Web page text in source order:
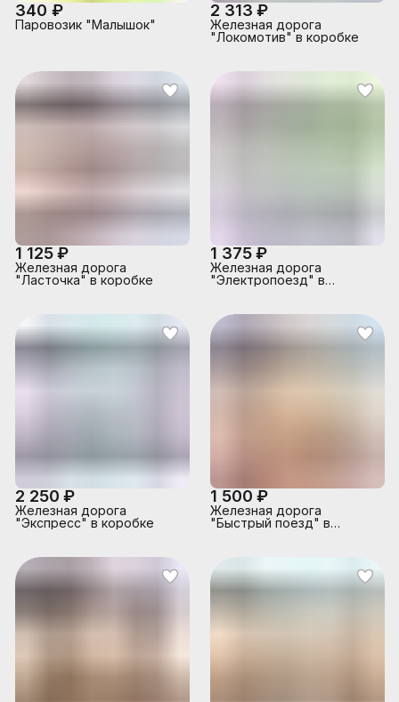
340 ₽
Паровозик "Малышок"
2 313 ₽
Железная дорога
"Локомотив" в коробке
1 125 ₽
Железная дорога
"Ласточка" в коробке
1 375 ₽
Железная дорога
"Электропоезд" в
2 250 ₽
Железная дорога
"Экспресс" в коробке
1 500 ₽
Железная дорога
"Быстрый поезд" в